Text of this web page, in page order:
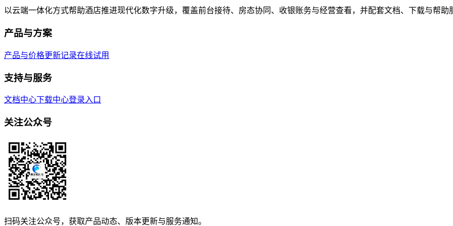
以云端一体化方式帮助酒店推进现代化数字升级，覆盖前台接待、房态协同、收银账务与经营查看，并配套文档、下载与帮助
产品与方案
产品与价格更新记录在线试用
支持与服务
文档中心下载中心登录入口
关注公众号
扫码关注公众号，获取产品动态、版本更新与服务通知。